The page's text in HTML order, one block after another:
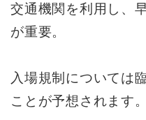
交通機関を利用し、
が重要。
入場規制については
ことが予想されます。